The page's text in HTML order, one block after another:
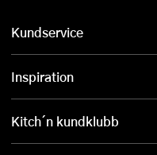
Kundservice
Inspiration
Kitch´n kundklubb